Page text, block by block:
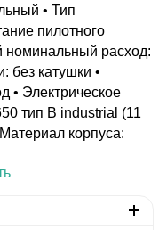
• Тип
пилотного
номинальный расход:
без катушки •
• Электрическое
тип B industrial (11
корпуса: